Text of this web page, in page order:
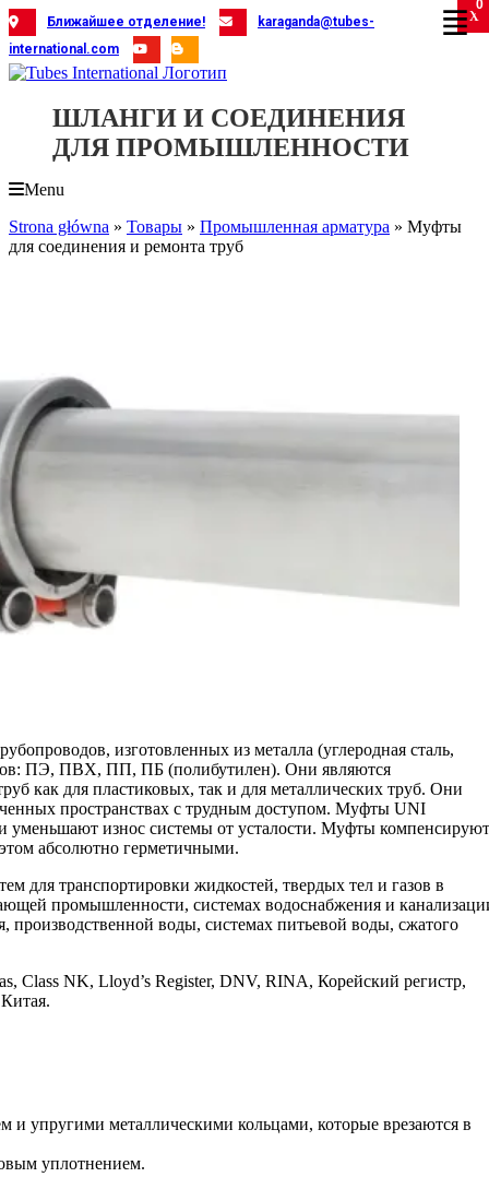
Skip
to
content
Ближайшее отделение!
karaganda@tubes-
international.com
ШЛАНГИ И СОЕДИНЕНИЯ
ДЛЯ ПРОМЫШЛЕННОСТИ
Menu
Strona główna » Товары » Промышленная арматура » Муфты
для соединения и ремонта труб
изготовленных из металла (углеродная сталь,
ПЭ, ПВХ, ПП, ПБ (полибутилен). Они являются
как для пластиковых, так и для металлических труб. Они
пространствах с трудным доступом. Муфты UNI
уменьшают износ системы от усталости. Муфты
абсолютно герметичными.
для транспортировки жидкостей, твердых тел и газов в
промышленности, системах водоснабжения и
воды, системах питьевой воды, сжатого
NK, Lloyd’s Register, DNV, RINA, Корейский регистр,
и упругими металлическими кольцами, которые врезаются в
уплотнением.
0
X
X
X
X
X
X
X
X
X
X
X
X
X
X
X
X
X
X
X